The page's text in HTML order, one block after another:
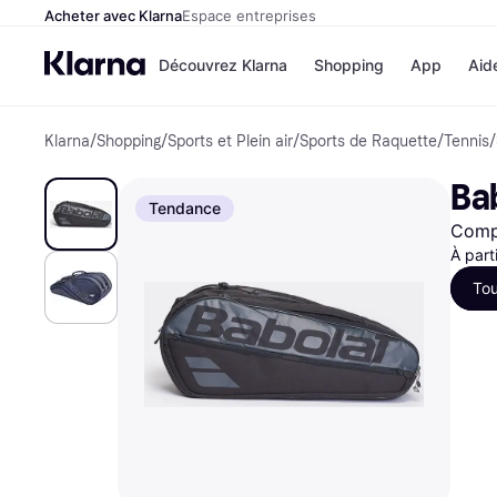
Acheter avec KlarnaEspace entreprises
Découvrez Klarna
Options de
Payer maintenant
Paiement en 3 fois
Paiement à 30 jours
Klarna sur Apple Pay
Shopping
Magasins
Airbnb
Temu
JD
Voir tous les
App
Klarna/Shopping/Sports et Plein air/Sports de Raquette/Tennis/
Tendance
À